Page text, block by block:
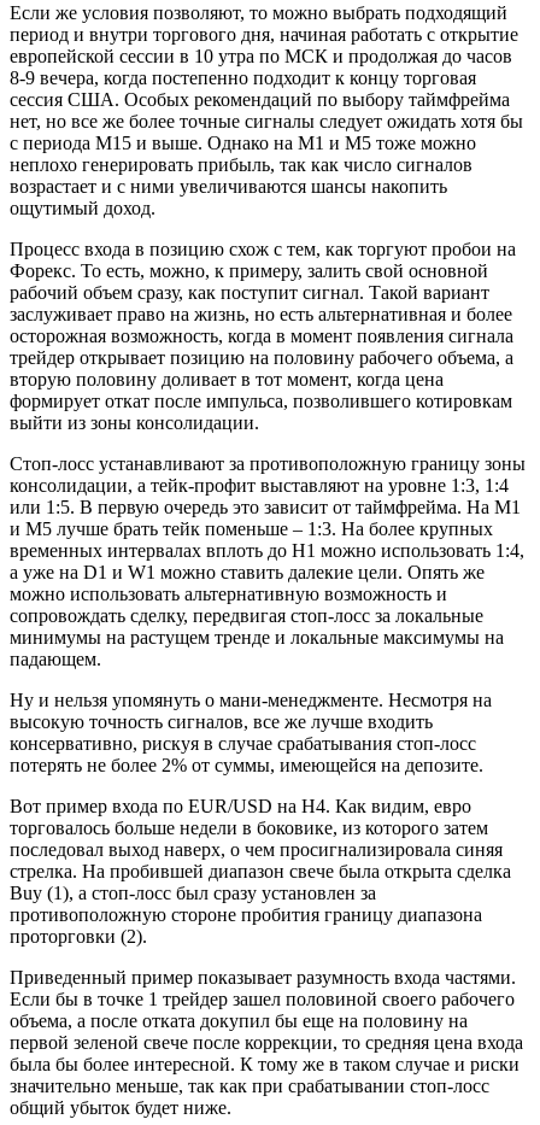
Если же условия позволяют, то можно выбрать подходящий
период и внутри торгового дня, начиная работать с открытие
европейской сессии в 10 утра по МСК и продолжая до часов
8-9 вечера, когда постепенно подходит к концу торговая
сессия США. Особых рекомендаций по выбору таймфрейма
нет, но все же более точные сигналы следует ожидать хотя бы
с периода М15 и выше. Однако на М1 и М5 тоже можно
неплохо генерировать прибыль, так как число сигналов
возрастает и с ними увеличиваются шансы накопить
ощутимый доход.
Процесс входа в позицию схож с тем, как торгуют пробои на
Форекс. То есть, можно, к примеру, залить свой основной
рабочий объем сразу, как поступит сигнал. Такой вариант
заслуживает право на жизнь, но есть альтернативная и более
осторожная возможность, когда в момент появления сигнала
трейдер открывает позицию на половину рабочего объема, а
вторую половину доливает в тот момент, когда цена
формирует откат после импульса, позволившего котировкам
выйти из зоны консолидации.
Стоп-лосс устанавливают за противоположную границу зоны
консолидации, а тейк-профит выставляют на уровне 1:3, 1:4
или 1:5. В первую очередь это зависит от таймфрейма. На М1
и М5 лучше брать тейк поменьше – 1:3. На более крупных
временных интервалах вплоть до Н1 можно использовать 1:4,
а уже на D1 и W1 можно ставить далекие цели. Опять же
можно использовать альтернативную возможность и
сопровождать сделку, передвигая стоп-лосс за локальные
минимумы на растущем тренде и локальные максимумы на
падающем.
Ну и нельзя упомянуть о мани-менеджменте. Несмотря на
высокую точность сигналов, все же лучше входить
консервативно, рискуя в случае срабатывания стоп-лосс
потерять не более 2% от суммы, имеющейся на депозите.
Вот пример входа по EUR/USD на Н4. Как видим, евро
торговалось больше недели в боковике, из которого затем
последовал выход наверх, о чем просигнализировала синяя
стрелка. На пробившей диапазон свече была открыта сделка
Buy (1), а стоп-лосс был сразу установлен за
противоположную стороне пробития границу диапазона
проторговки (2).
Приведенный пример показывает разумность входа частями.
Если бы в точке 1 трейдер зашел половиной своего рабочего
объема, а после отката докупил бы еще на половину на
первой зеленой свече после коррекции, то средняя цена входа
была бы более интересной. К тому же в таком случае и риски
значительно меньше, так как при срабатывании стоп-лосс
общий убыток будет ниже.